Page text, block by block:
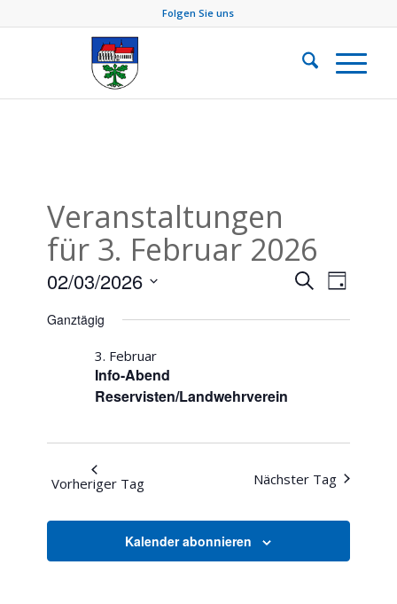
Folgen Sie uns
Veranstaltungen
für 3. Februar 2026
SucheTag
02/03/2026
wählen.
Ganztägig
Info-Abend
Reservisten/Landwehrverein
3. Februar
Vorheriger Tag Nächster Tag
Kalender abonnieren